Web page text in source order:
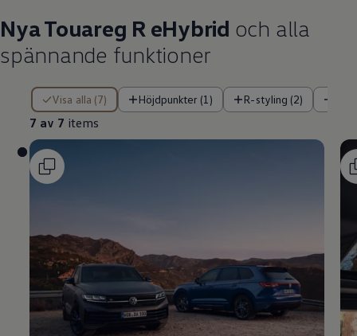
Nya Touareg R eHybrid och alla
spännande funktioner
Visa alla (7) Höjdpunkter (1) R-styling (2)
7 av 7 items
7 av 7 items